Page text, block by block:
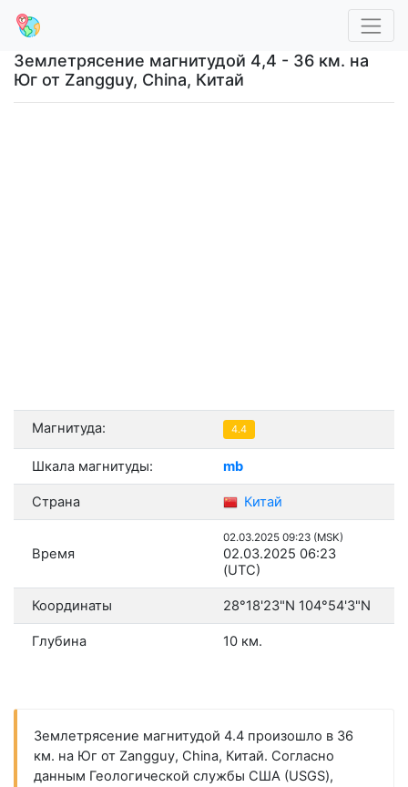
Землетрясение магнитудой 4,4 - 36 км. на
Юг от Zangguy, China, Китай
Магнитуда: 4.4
Шкала магнитуды: mb
Страна Китай
Время
02.03.2025 09:23 (MSK)
02.03.2025 06:23
(UTC)
Координаты 28°18'23"N 104°54'3"N
Глубина 10 км.
Землетрясение магнитудой 4.4 произошло в 36
км. на Юг от Zangguy, China, Китай. Согласно
данным Геологической службы США (USGS),